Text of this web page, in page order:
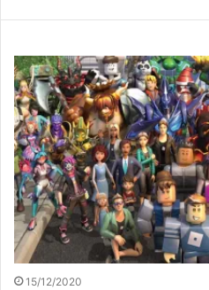
15/12/2020